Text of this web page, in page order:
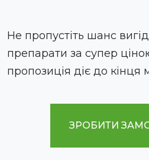
Не пропустіть шанс
препарати за супер
пропозиція діє до кінця
ЗРОБИТИ